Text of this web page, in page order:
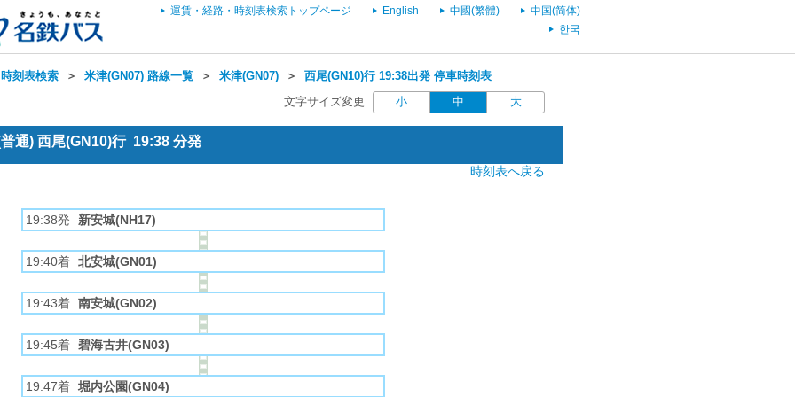
運賃・経路・時刻表検索トップページ English 中國(繁體)
中国(简体)
한국
刻表検索 ＞ 米津(GN07) 路線一覧 ＞ 米津(GN07) ＞ 西尾(GN10)行 19:38出発 停車時刻表
文字サイズ変更 小 中 大
通) 西尾(GN10)行 19:38 分発
時刻表へ戻る
19:38発 新安城(NH17)
19:40着 北安城(GN01)
19:43着 南安城(GN02)
19:45着 碧海古井(GN03)
19:47着 堀内公園(GN04)